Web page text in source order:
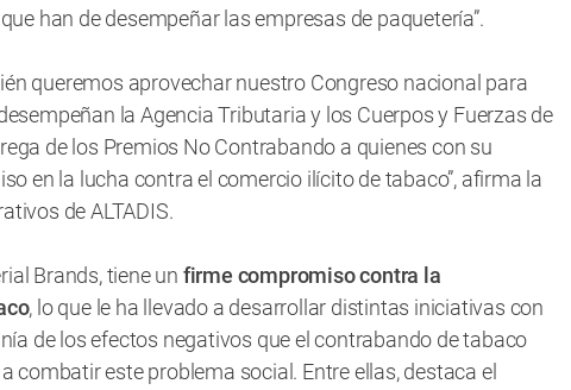
han de desempeñar las empresas de paquetería”.
queremos aprovechar nuestro Congreso nacional para
la Agencia Tributaria y los Cuerpos y Fuerzas de
de los Premios No Contrabando a quienes con su
en la lucha contra el comercio ilícito de tabaco”, afirma la
de ALTADIS.
Brands, tiene un firme compromiso contra la
, lo que le ha llevado a desarrollar distintas iniciativas con
de los efectos negativos que el contrabando de tabaco
combatir este problema social. Entre ellas, destaca el